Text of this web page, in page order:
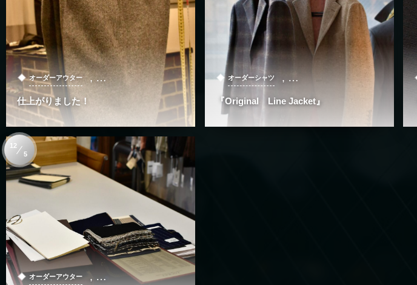
オーダーアウター , …
仕上がりました！
オーダーシャツ , …
『Original Line Jacket』
オーダーアウター , …
12
5